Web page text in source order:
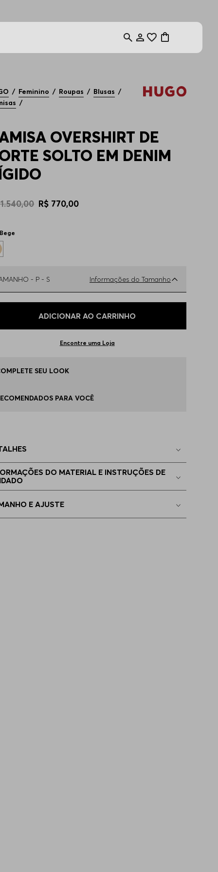
Feminino Roupas
Blusas
OVERSHIRT DE
SOLTO EM DENIM
1.540,00 R$ 770,00
Bege
- P - S Informações do Tamanho
- M
- L
ADICIONAR AO CARRINHO
Encontre uma Loja
SEU LOOK
PARA VOCÊ
DO MATERIAL E INSTRUÇÕES DE
E AJUSTE